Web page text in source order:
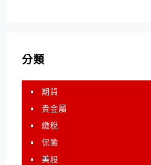
分類
期貨
貴金屬
繳稅
保險
美股